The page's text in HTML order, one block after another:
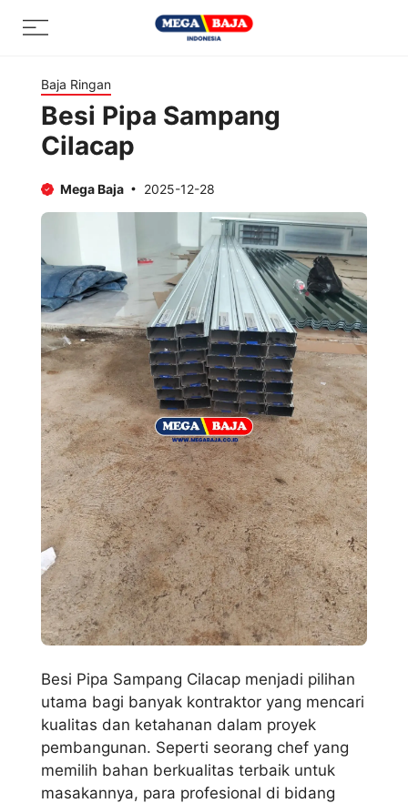
Menu
Baja Ringan
Besi Pipa Sampang
Cilacap
Mega Baja 2025-12-28
Besi Pipa Sampang Cilacap menjadi pilihan
utama bagi banyak kontraktor yang mencari
kualitas dan ketahanan dalam proyek
pembangunan. Seperti seorang chef yang
memilih bahan berkualitas terbaik untuk
masakannya, para profesional di bidang